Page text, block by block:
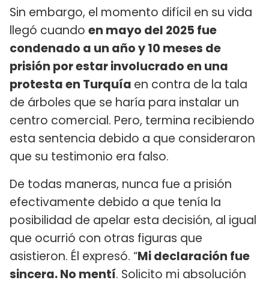
Sin embargo, el momento difícil en su vida
llegó cuando en mayo del 2025 fue
condenado a un año y 10 meses de
prisión por estar involucrado en una
protesta en Turquía en contra de la tala
de árboles que se haría para instalar un
centro comercial. Pero, termina recibiendo
esta sentencia debido a que consideraron
que su testimonio era falso.
De todas maneras, nunca fue a prisión
efectivamente debido a que tenía la
posibilidad de apelar esta decisión, al igual
que ocurrió con otras figuras que
asistieron. Él expresó. “Mi declaración fue
sincera. No mentí. Solicito mi absolución